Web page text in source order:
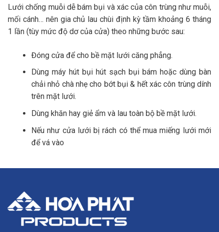
Lưới chống muỗi dễ bám bụi và xác của côn trùng như muỗi,
mối cánh… nên gia chủ lau chùi định kỳ tầm khoảng 6 tháng
1 lần (tùy mức độ dơ của cửa) theo những bước sau:
Đóng cửa để cho bề mặt lưới căng phẳng.
Dùng máy hút bụi hút sạch bụi bám hoặc dùng bàn
chải nhỏ chà nhẹ cho bớt bụi & hết xác côn trùng dính
trên mặt lưới.
Dùng khăn hay giẻ ẩm và lau toàn bộ bề mặt lưới.
Nếu như cửa lưới bị rách có thể mua miếng lưới mới
để vá vào